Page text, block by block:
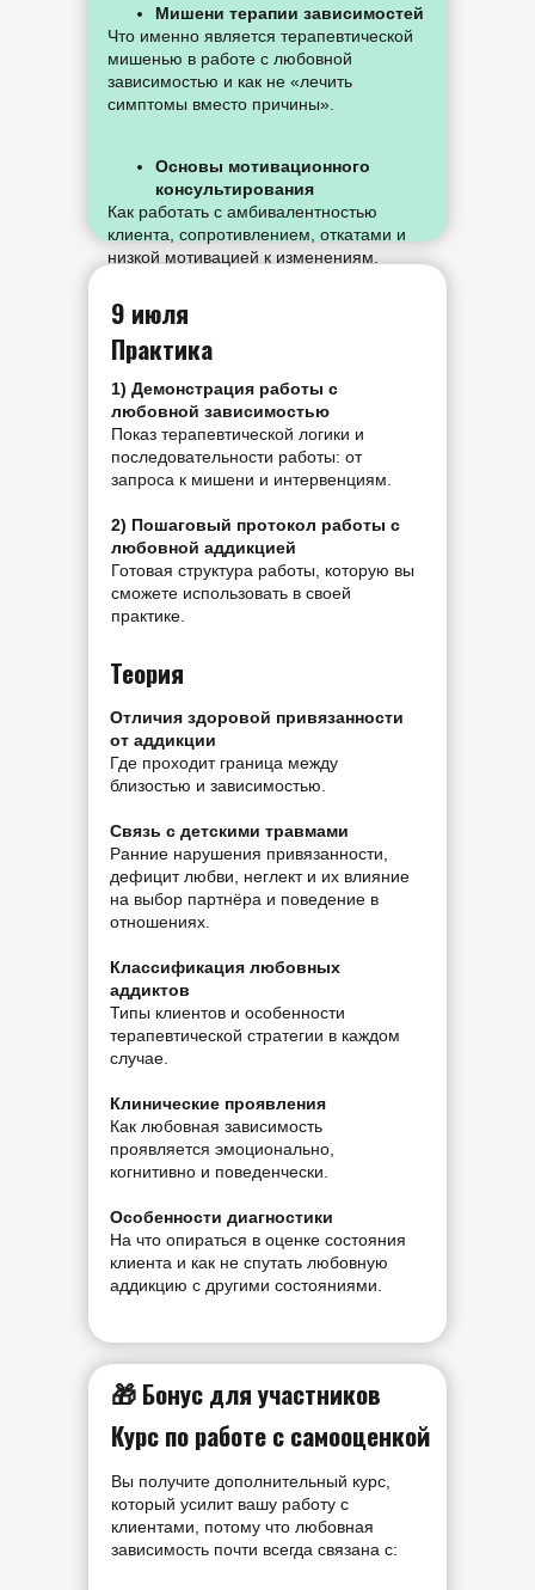
Практика
Теория
Мишени терапии зависимостей
Что именно является терапевтической
мишенью в работе с любовной
зависимостью и как не «лечить
симптомы вместо причины».
Основы мотивационного
консультирования
Как работать с амбивалентностью
клиента, сопротивлением, откатами и
низкой мотивацией к изменениям.
9 июля
1) Демонстрация работы с
любовной зависимостью
Показ терапевтической логики и
последовательности работы: от
запроса к мишени и интервенциям.
2) Пошаговый протокол работы с
любовной аддикцией
Готовая структура работы, которую вы
сможете использовать в своей
практике.
Отличия здоровой привязанности
от аддикции
Где проходит граница между
близостью и зависимостью.
Связь с детскими травмами
Ранние нарушения привязанности,
дефицит любви, неглект и их влияние
на выбор партнёра и поведение в
отношениях.
Классификация любовных
аддиктов
Типы клиентов и особенности
терапевтической стратегии в каждом
случае.
Клинические проявления
Как любовная зависимость
проявляется эмоционально,
когнитивно и поведенчески.
Особенности диагностики
На что опираться в оценке состояния
клиента и как не спутать любовную
аддикцию с другими состояниями.
🎁 Бонус для участников
Курс по работе с самооценкой
Вы получите дополнительный курс,
который усилит вашу работу с
клиентами, потому что любовная
зависимость почти всегда связана с: